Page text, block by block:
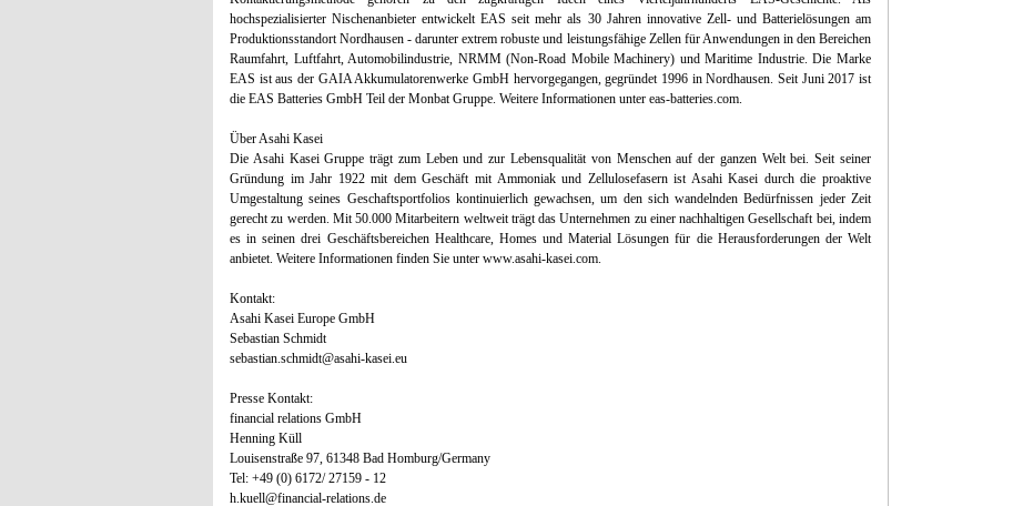
hochspezialisierter Nischenanbieter entwickelt EAS seit mehr als 30 Jahren innovative Zell- und Batterielösungen am
Produktionsstandort Nordhausen - darunter extrem robuste und leistungsfähige Zellen für Anwendungen in den Bereichen
Raumfahrt, Luftfahrt, Automobilindustrie, NRMM (Non-Road Mobile Machinery) und Maritime Industrie. Die Marke
EAS ist aus der GAIA Akkumulatorenwerke GmbH hervorgegangen, gegründet 1996 in Nordhausen. Seit Juni 2017 ist
die EAS Batteries GmbH Teil der Monbat Gruppe. Weitere Informationen unter eas-batteries.com.
Über Asahi Kasei
Die Asahi Kasei Gruppe trägt zum Leben und zur Lebensqualität von Menschen auf der ganzen Welt bei. Seit seiner
Gründung im Jahr 1922 mit dem Geschäft mit Ammoniak und Zellulosefasern ist Asahi Kasei durch die proaktive
Umgestaltung seines Geschaftsportfolios kontinuierlich gewachsen, um den sich wandelnden Bedürfnissen jeder Zeit
gerecht zu werden. Mit 50.000 Mitarbeitern weltweit trägt das Unternehmen zu einer nachhaltigen Gesellschaft bei, indem
es in seinen drei Geschäftsbereichen Healthcare, Homes und Material Lösungen für die Herausforderungen der Welt
anbietet. Weitere Informationen finden Sie unter www.asahi-kasei.com.
Kontakt:
Asahi Kasei Europe GmbH
Sebastian Schmidt
sebastian.schmidt@asahi-kasei.eu
Presse Kontakt:
financial relations GmbH
Henning Küll
Louisenstraße 97, 61348 Bad Homburg/Germany
Tel: +49 (0) 6172/ 27159 - 12
h.kuell@financial-relations.de